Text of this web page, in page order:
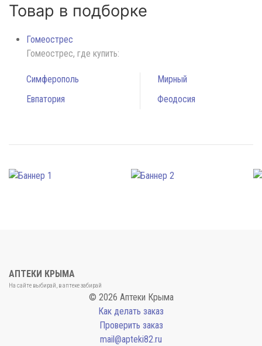
Товар в подборке
Гомеострес
Гомеострес, где купить:
Симферополь
Евпатория
Мирный
Феодосия
АПТЕКИ КРЫМА
На сайте выбирай, в аптеке забирай
© 2026 Аптеки Крыма
Как делать заказ
Проверить заказ
mail@apteki82.ru